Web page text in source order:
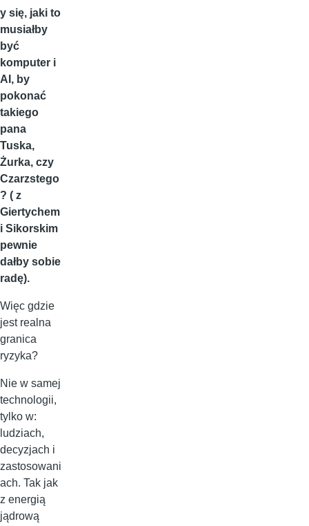
y się, jaki to
musiałby
być
komputer i
AI, by
pokonać
takiego
pana
Tuska,
Żurka, czy
Czarzstego
? ( z
Giertychem
i Sikorskim
pewnie
dałby sobie
radę).
Więc gdzie
jest realna
granica
ryzyka?
Nie w samej
technologii,
tylko w:
ludziach,
decyzjach i
zastosowani
ach. Tak jak
z energią
jądrową